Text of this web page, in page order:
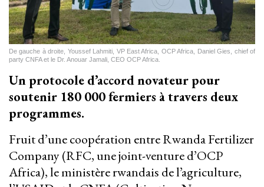
De gauche à droite, Youssef Lahmiti, VP East Africa, OCP Africa, Daniel Gies, chief of
party CNFA et le Dr. Anouar Jamali, CEO OCP Africa.
Un protocole d’accord novateur pour
soutenir 180 000 fermiers à travers deux
programmes.
Fruit d’une coopération entre Rwanda Fertilizer
Company (RFC, une joint-venture d’OCP
Africa), le ministère rwandais de l’agriculture,